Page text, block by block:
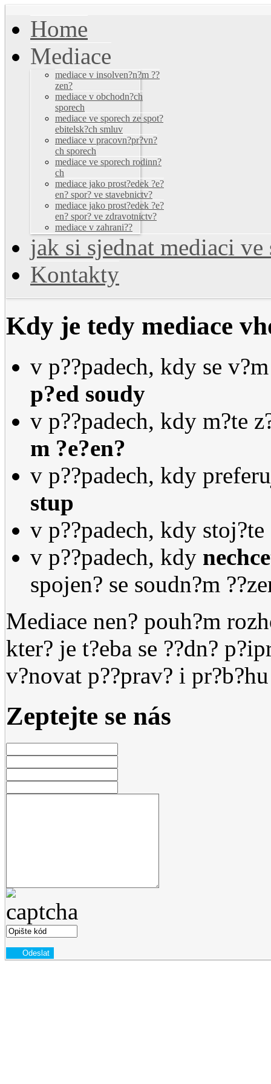
Home
Mediace
mediace v insolven?n?m ??
zen?
mediace v obchodn?ch
sporech
mediace ve sporech ze spot?
ebitelsk?ch smluv
mediace v pracovn?pr?vn?
ch sporech
mediace ve sporech rodinn?
ch
mediace jako prost?edek ?e?
en? spor? ve stavebnictv?
mediace jako prost?edek ?e?
en? spor? ve zdravotnictv?
mediace v zahrani??
jak si sjednat mediaci ve
Kontakty
Kdy je tedy mediace
v p??padech, kdy se
p?ed soudy
v p??padech, kdy m?te
m ?e?en?
v p??padech, kdy
stup
v p??padech, kdy
v p??padech, kdy
spojen? se soudn?m
Mediace nen? pouh?m
kter? je t?eba se ??dn?
v?novat p??prav? i
Zeptejte se nás
Odeslat